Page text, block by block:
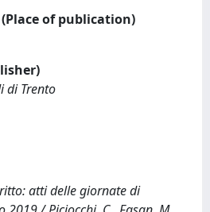
of publication)
di Trento
atti delle giornate di